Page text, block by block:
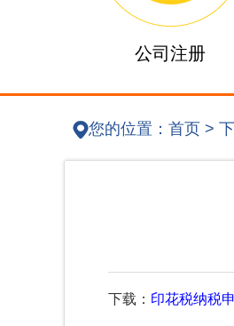
公司注册
您的位置： 首页 >
下载： 印花税纳税